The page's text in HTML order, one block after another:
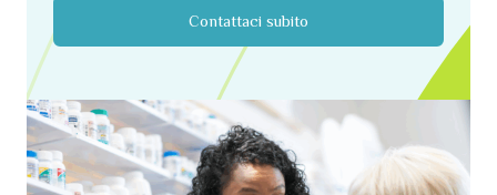
Contattaci subito